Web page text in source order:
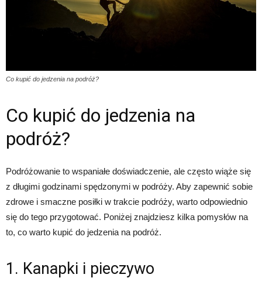
Co kupić do jedzenia na podróż?
Co kupić do jedzenia na
podróż?
Podróżowanie to wspaniałe doświadczenie, ale często wiąże się
z długimi godzinami spędzonymi w podróży. Aby zapewnić sobie
zdrowe i smaczne posiłki w trakcie podróży, warto odpowiednio
się do tego przygotować. Poniżej znajdziesz kilka pomysłów na
to, co warto kupić do jedzenia na podróż.
1. Kanapki i pieczywo